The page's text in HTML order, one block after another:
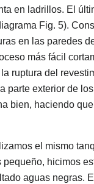
en ladrillos. El
Fig. 5).
en las paredes
más fácil
ruptura del
parte exterior de
bien, haciendo
el mismo
hicimos
aguas negras.